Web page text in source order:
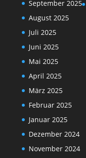
September 2025
August 2025
Juli 2025
Juni 2025
Mai 2025
April 2025
März 2025
Februar 2025
Januar 2025
Dezember 2024
November 2024